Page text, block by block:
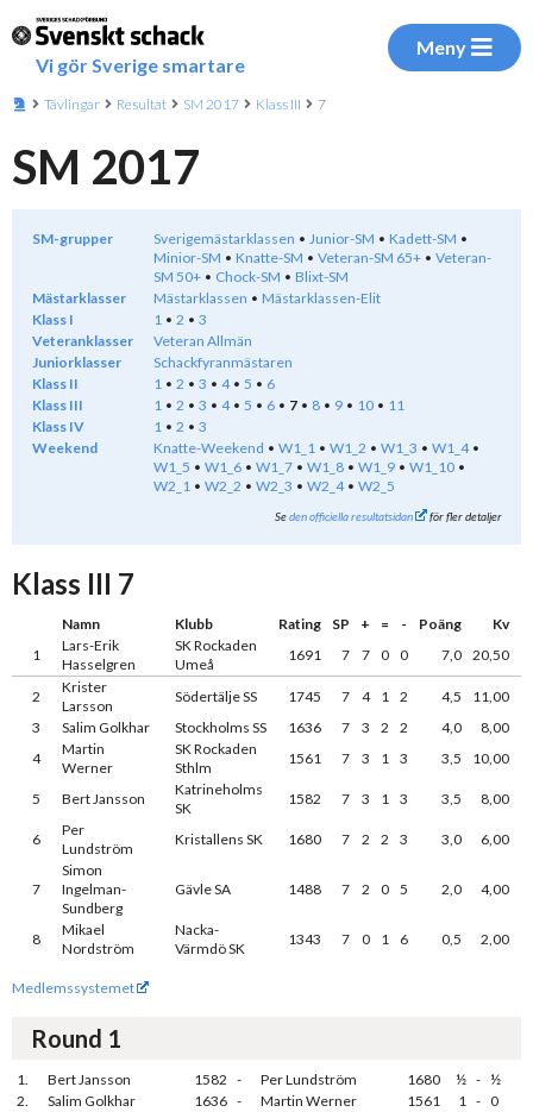
Vi gör Sverige smartare
Meny
Tävlingar Resultat SM 2017 Klass III 7
SM 2017
SM-grupper Sverigemästarklassen Junior-SM
Kadett-SM
Minior-SM
Knatte-SM Veteran-SM 65+
Veteran-
SM 50+
Chock-SM
Blixt-SM
Mästarklasser
Mästarklassen
Mästarklassen-Elit
Klass I
1 2
3
Veteranklasser
Veteran Allmän
Juniorklasser
Schackfyranmästaren
Klass II
1 2 3 4 5
6
Klass III
1 2 3 4 5 6 7 8 9 10
11
Klass IV
1 2
3
Weekend
Knatte-Weekend W1_1 W1_2 W1_3
W1_4
W1_5
W1_6 W1_7 W1_8 W1_9
W1_10
W2_1
W2_2 W2_3 W2_4 W2_5
Seden officiella resultatsidan för fler detaljer
Klass III 7
Namn Klubb Rating SP + = - Poäng
Kv
1
Lars-Erik
Hasselgren
SK Rockaden
Umeå
1691 7 7 0 0 7,0 20,50
2
Krister
Larsson
Södertälje SS 1745 7 4 1 2 4,5
11,00
3
Salim Golkhar Stockholms SS 1636 7 3 2 2 4,0
8,00
4
Martin
Werner
SK Rockaden
Sthlm
1561 7 3 1 3 3,5 10,00
5 Bert Jansson
Katrineholms
SK
1582 7 3 1 3 3,5 8,00
6
Per
Lundström
Kristallens SK 1680 7 2 2 3 3,0 6,00
7
Simon
Ingelman-
Sundberg
Gävle SA 1488 7 2 0 5 2,0 4,00
8
Mikael
Nordström
Nacka-
Värmdö SK
1343 7 0 1 6 0,5 2,00
Medlemssystemet
Round 1
1. Bert Jansson 1582 - Per Lundström 1680 ½ - ½
2.
Salim Golkhar 1636 - Martin Werner 1561 1 - 0